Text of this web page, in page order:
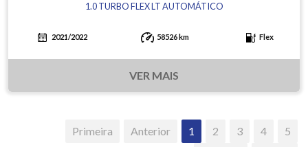
1.0 TURBO FLEX LT AUTOMÁTICO
2021/2022 58526 km Flex
VER MAIS
Primeira Anterior 1 2 3 4
5